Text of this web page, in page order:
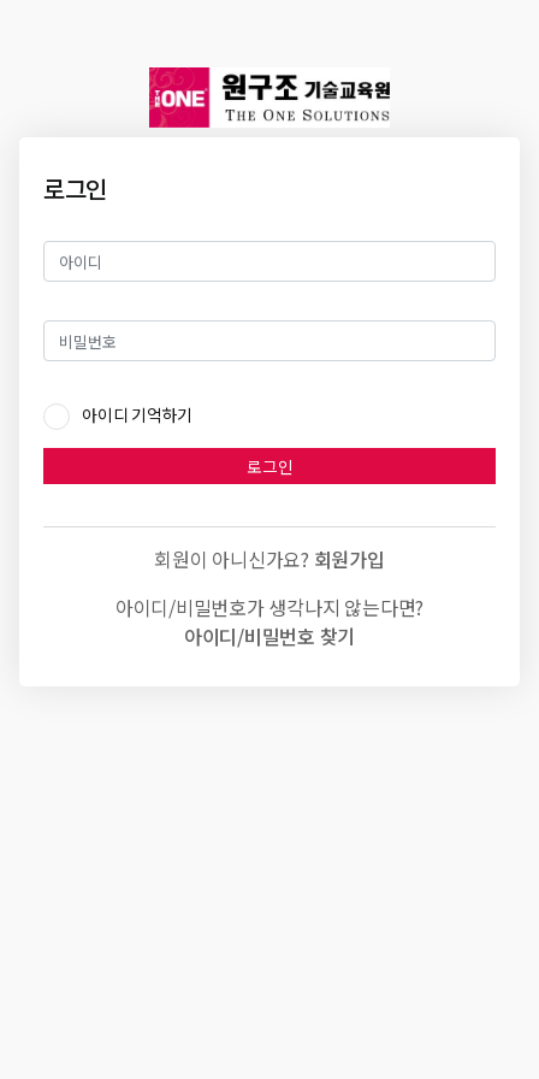
로그인
아이디 기억하기
로그인
회원이 아니신가요? 회원가입
아이디/비밀번호가 생각나지 않는다면?
아이디/비밀번호 찾기